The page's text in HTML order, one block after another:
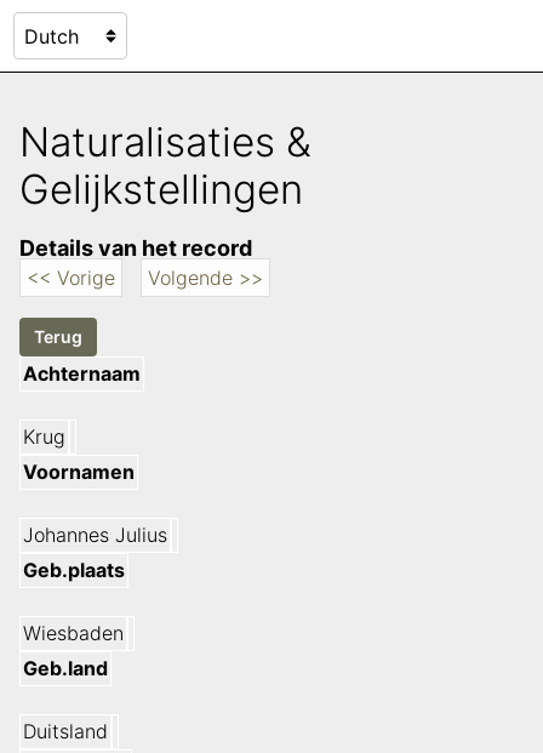
Naturalisaties &
Gelijkstellingen
Details van het record
<< Vorige Volgende >>
Achternaam
Krug
Voornamen
Johannes Julius
Geb.plaats
Wiesbaden
Geb.land
Duitsland